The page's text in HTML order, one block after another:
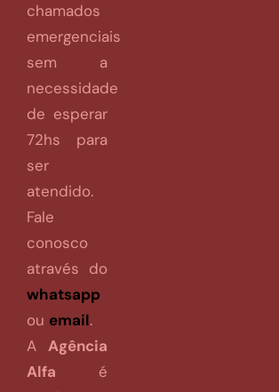
chamados
emergenciais
sem a
necessidade
de esperar
72hs para
ser
atendido.
Fale
conosco
através do
whatsapp
ou email.
A Agência
Alfa é